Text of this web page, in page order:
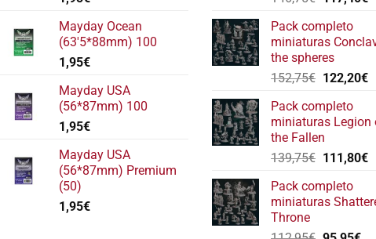
Mayday Ocean
(63'5*88mm) 100
1,95€
Mayday USA
(56*87mm) 100
1,95€
Mayday USA
(56*87mm) Premium
(50)
1,95€
original
era:
146,75€.
Pack completo
miniaturas
the spheres
152,75€ El
original
era:
152,75€.
122,20€El
Pack completo
miniaturas Legion
the Fallen
139,75€ El
original
era:
111,80€El
Pack completo
miniaturas
Throne